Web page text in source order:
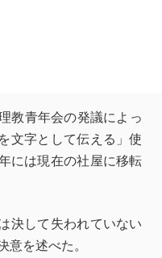
教青年会の発議によっ
文字として伝える」使
には現在の社屋に移転
決して失われていない
を述べた。